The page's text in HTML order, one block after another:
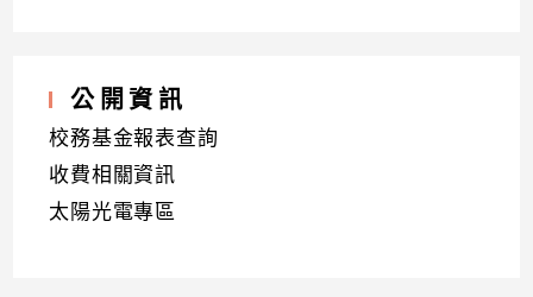
公開資訊
校務基金報表查詢
收費相關資訊
太陽光電專區